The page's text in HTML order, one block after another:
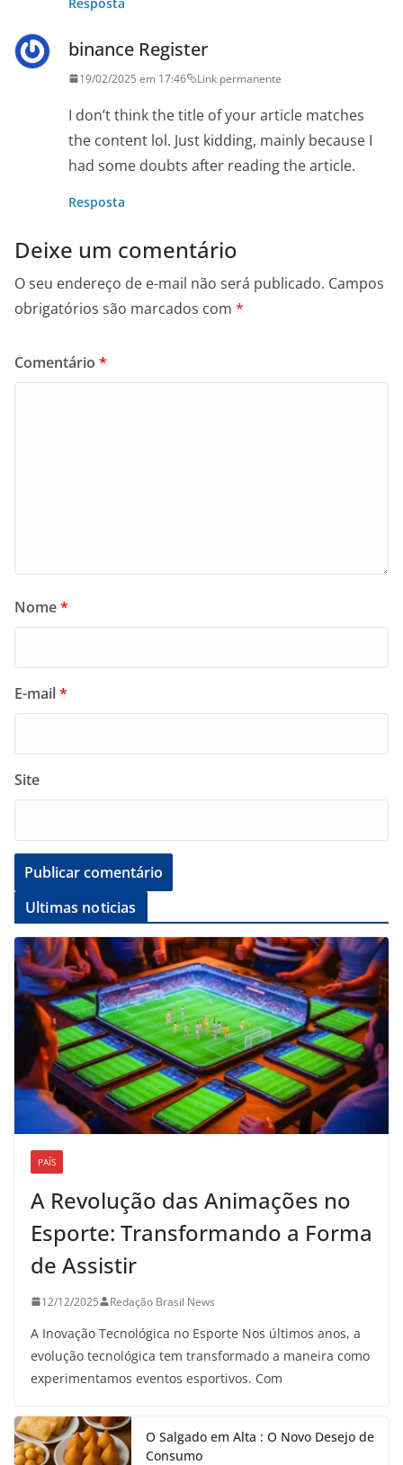
binance Register
19/02/2025 em 17:46 Link permanente
I don’t think the title of your article matches
the content lol. Just kidding, mainly because I
had some doubts after reading the article.
Resposta
Deixe um comentário
O seu endereço de e-mail não será publicado. Campos
obrigatórios são marcados com *
Comentário *
Nome*
E-mail*
Site
Ultimas noticias
PAÍS
A Revolução das Animações no
Esporte: Transformando a Forma
de Assistir
12/12/2025 Redação Brasil News
A Inovação Tecnológica no Esporte Nos últimos anos, a
evolução tecnológica tem transformado a maneira como
experimentamos eventos esportivos. Com
O Salgado em Alta : O Novo Desejo de
Consumo